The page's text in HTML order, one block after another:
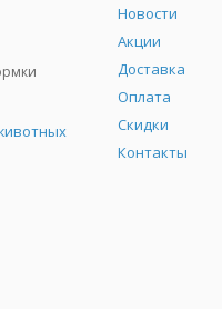
Новости
Акции
Доставка
Оплата
Скидки
Контакты